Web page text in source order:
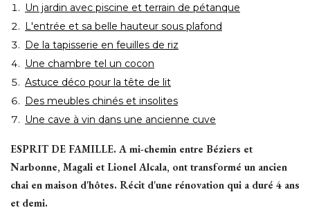
Un jardin avec piscine et terrain de pétanque
L'entrée et sa belle hauteur sous plafond
De la tapisserie en feuilles de riz
Une chambre tel un cocon
Astuce déco pour la tête de lit
Des meubles chinés et insolites
Une cave à vin dans une ancienne cuve
ESPRIT DE FAMILLE. A mi-chemin entre Béziers et
Narbonne, Magali et Lionel Alcala, ont transformé un ancien
chai en maison d'hôtes. Récit d'une rénovation qui a duré 4 ans
et demi.